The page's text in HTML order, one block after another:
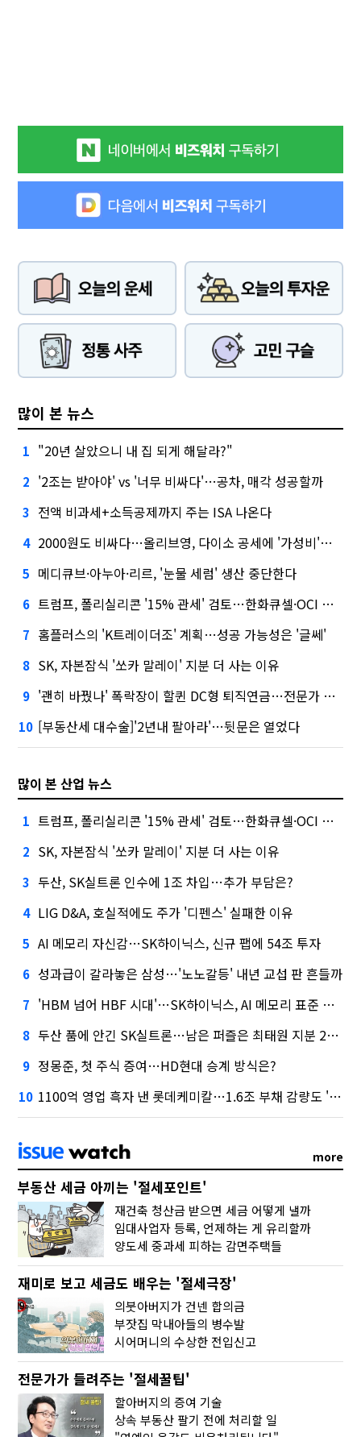
많이 본 뉴스
1 "20년 살았으니 내 집 되게 해달라?"
2 '2조는 받아야' vs '너무 비싸다'…공차, 매각 성공할까
3 전액 비과세+소득공제까지 주는 ISA 나온다
4 2000원도 비싸다…올리브영, 다이소 공세에 '가성비'로 맞불
5 메디큐브·아누아·리르, '눈물 세럼' 생산 중단한다
6 트럼프, 폴리실리콘 '15% 관세' 검토…한화큐셀·OCI 영향은?
7 홈플러스의 'K트레이더조' 계획…성공 가능성은 '글쎄'
8 SK, 자본잠식 '쏘카 말레이' 지분 더 사는 이유
9 '괜히 바꿨나' 폭락장이 할퀸 DC형 퇴직연금…전문가 조언은
10 [부동산세 대수술]'2년내 팔아라'…뒷문은 열었다
많이 본 산업 뉴스
1 트럼프, 폴리실리콘 '15% 관세' 검토…한화큐셀·OCI 영향은?
2 SK, 자본잠식 '쏘카 말레이' 지분 더 사는 이유
3 두산, SK실트론 인수에 1조 차입…추가 부담은?
4 LIG D&A, 호실적에도 주가 '디펜스' 실패한 이유
5 AI 메모리 자신감…SK하이닉스, 신규 팹에 54조 투자
6 성과급이 갈라놓은 삼성…'노노갈등' 내년 교섭 판 흔들까
7 'HBM 넘어 HBF 시대'…SK하이닉스, AI 메모리 표준 선점 나섰다
8 두산 품에 안긴 SK실트론…남은 퍼즐은 최태원 지분 29.4%
9 정몽준, 첫 주식 증여…HD현대 승계 방식은?
10 1100억 영업 흑자 낸 롯데케미칼…1.6조 부채 감량도 '속도'
more
부동산 세금 아끼는 '절세포인트'
재건축 청산금 받으면 세금 어떻게 낼까
임대사업자 등록, 언제하는 게 유리할까
양도세 중과세 피하는 감면주택들
재미로 보고 세금도 배우는 '절세극장'
의붓아버지가 건넨 합의금
부잣집 막내아들의 병수발
시어머니의 수상한 전입신고
전문가가 들려주는 '절세꿀팁'
할아버지의 증여 기술
상속 부동산 팔기 전에 처리할 일